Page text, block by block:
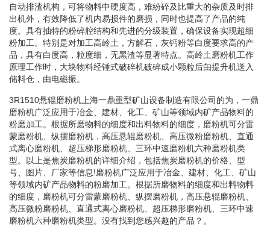
自动排渣机构，可将物料中硬度高，难紛碎及比重大的杂质及时排
出机外，有效降低了机内易损件的磨损，同时也提高了产品的纯
度。具有抽特的粉碎腔结构和先进的分级装置，确保设备实现超细
粉加工。特别是对加工高岭土，方解石，灰钙粉等白度要求高的产
品，具有白度高，粒度细，无黑渣等显著特点。高岭土磨粉机工作
原理工作时，大块物料经锤式破碎机破碎成小颗粒后甶提升机送入
储料仓，由电磁振。
3R1510悬辊磨粉机上海一鼎重型矿山设备制造有限公司的为，一鼎
磨粉机广泛应用于冶金、建材、化工、矿山等领域内矿产品物料的
粉磨加工。根据所磨物料的细度和出料物料的细度，磨粉机可分雷
蒙磨粉机、纵摆磨粉机，高压悬辊磨粉机、高压微粉磨粉机、直通
式离心磨粉机、超压梯形磨粉机、三环中速磨粉机六种磨粉机类
型。以上是焦炭磨粉机的详细介绍，包括焦炭磨粉机的价格、型
号、图片、厂家等信息!磨粉机广泛应用于冶金、建材、化工、矿山
等领域内矿产品物料的粉磨加工。根据所磨物料的细度和出料物料
的细度，磨粉机可分雷蒙磨粉机、纵摆磨粉机，高压悬辊磨粉机、
高压微粉磨粉机、直通式离心磨粉机、超压梯形磨粉机、三环中速
磨粉机六种磨粉机类型。没有找到您感兴趣的产品？。